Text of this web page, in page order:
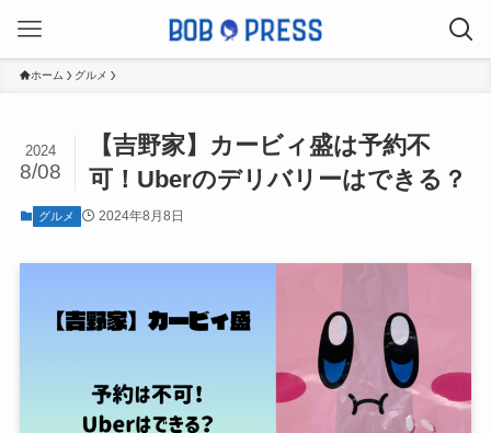
ホーム グルメ
【吉野家】カービィ盛は予約不
可！Uberのデリバリーはできる？
2024
8/08
グルメ 2024年8月8日